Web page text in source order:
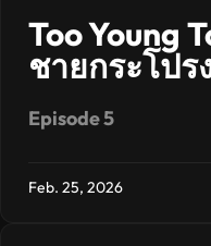
Too Young
ชายกระโปร
Episode 5
Feb. 25, 2026